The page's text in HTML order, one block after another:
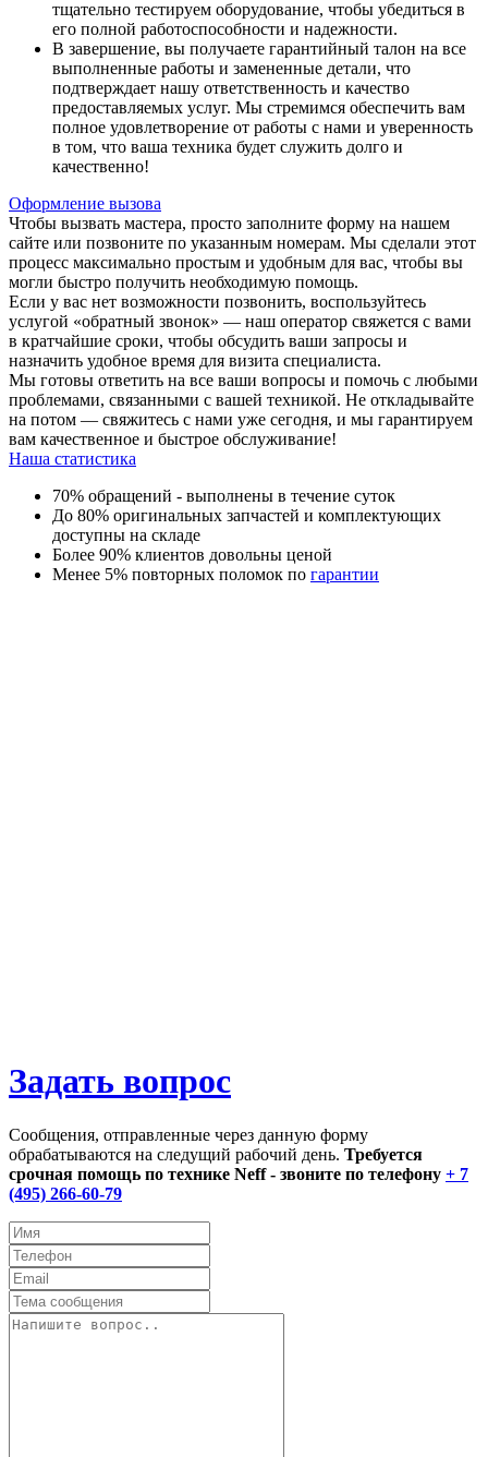
тщательно тестируем оборудование, чтобы убедиться в
его полной работоспособности и надежности.
В завершение, вы получаете гарантийный талон на все
выполненные работы и замененные детали, что
подтверждает нашу ответственность и качество
предоставляемых услуг. Мы стремимся обеспечить вам
полное удовлетворение от работы с нами и уверенность
в том, что ваша техника будет служить долго и
качественно!
Оформление вызова
Чтобы вызвать мастера, просто заполните форму на нашем
сайте или позвоните по указанным номерам. Мы сделали этот
процесс максимально простым и удобным для вас, чтобы вы
могли быстро получить необходимую помощь.
Если у вас нет возможности позвонить, воспользуйтесь
услугой «обратный звонок» — наш оператор свяжется с вами
в кратчайшие сроки, чтобы обсудить ваши запросы и
назначить удобное время для визита специалиста.
Мы готовы ответить на все ваши вопросы и помочь с любыми
проблемами, связанными с вашей техникой. Не откладывайте
на потом — свяжитесь с нами уже сегодня, и мы гарантируем
вам качественное и быстрое обслуживание!
Наша статистика
70% обращений - выполнены в течение суток
До 80% оригинальных запчастей и комплектующих
доступны на складе
Более 90% клиентов довольны ценой
Менее 5% повторных поломок по гарантии
Задать вопрос
Сообщения, отправленные через данную форму
обрабатываются на следущий рабочий день. Требуется
срочная помощь по технике Neff - звоните по телефону + 7
(495) 266-60-79